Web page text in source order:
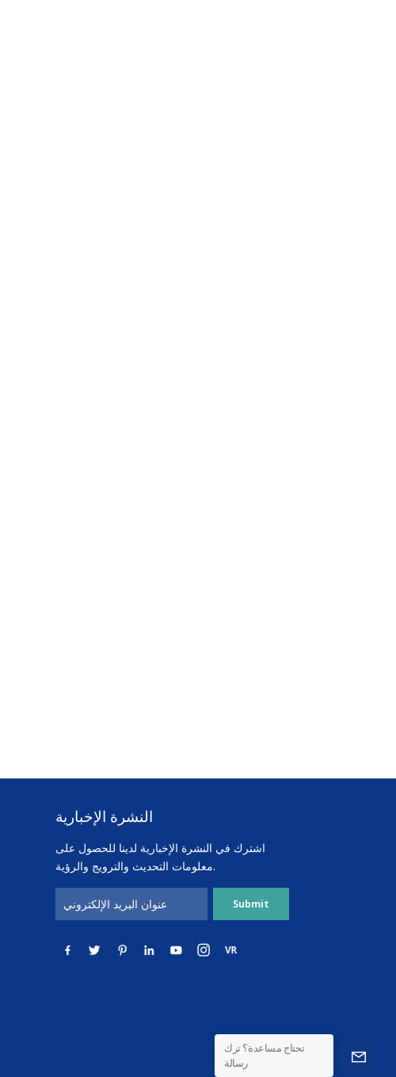
النشرة الإخبارية
اشترك في النشرة الإخبارية لدينا للحصول على
معلومات التحديث والترويج والرؤية.
تحتاج مساعدة؟ ترك
رسالة